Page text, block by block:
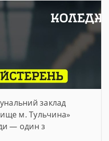
заклад
м. Тульчина»
— один з